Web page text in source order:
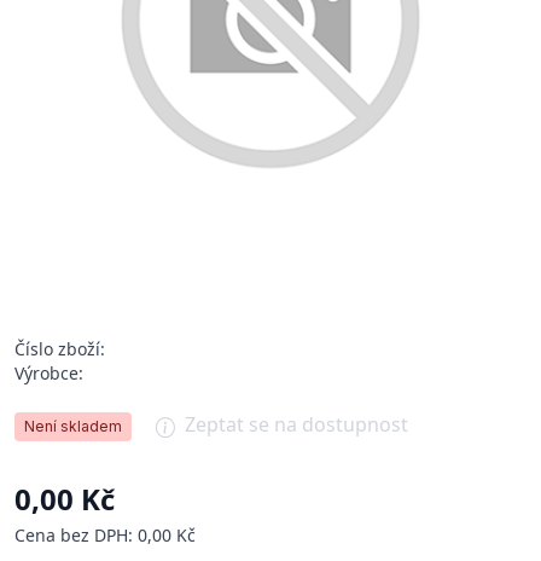
Číslo zboží:
Výrobce:
Není skladem Zeptat se na dostupnost
0,00 Kč
Cena bez DPH: 0,00 Kč